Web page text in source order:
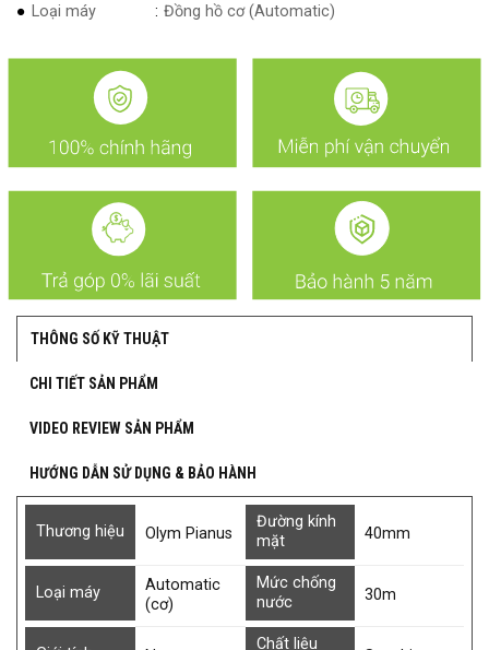
Loại máy
Đồng hồ cơ (Automatic)
THÔNG SỐ KỸ THUẬT
CHI TIẾT SẢN PHẨM
VIDEO REVIEW SẢN PHẨM
HƯỚNG DẪN SỬ DỤNG & BẢO HÀNH
Thương hiệu Olym Pianus
Đường kính
mặt
40mm
Loại máy
Automatic
(cơ)
Mức chống
nước
30m
Chất liệu